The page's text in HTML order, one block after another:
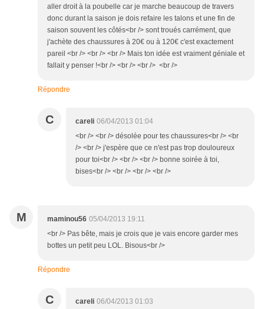
aller droit à la poubelle car je marche beaucoup de travers
donc durant la saison je dois refaire les talons et une fin de
saison souvent les côtés<br /> sont troués carrément, que
j'achète des chaussures à 20€ ou à 120€ c'est exactement
pareil <br /> <br /> <br /> Mais ton idée est vraiment géniale et
fallait y penser !<br /> <br /> <br /> <br />
Répondre
C careli 06/04/2013 01:04
<br /> <br /> désolée pour tes chaussures<br /> <br
/> <br /> j'espère que ce n'est pas trop douloureux
pour toi<br /> <br /> <br /> bonne soirée à toi,
bises<br /> <br /> <br /> <br />
M maminou56 05/04/2013 19:11
<br /> Pas bête, mais je crois que je vais encore garder mes
bottes un petit peu LOL. Bisous<br />
Répondre
C careli 06/04/2013 01:03